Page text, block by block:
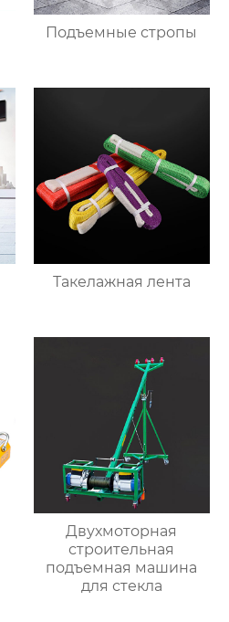
Подъемные стропы
Такелажная лента
Двухмоторная
строительная
подъемная машина
для стекла